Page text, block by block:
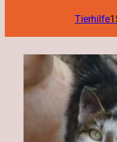
Tierhilfe